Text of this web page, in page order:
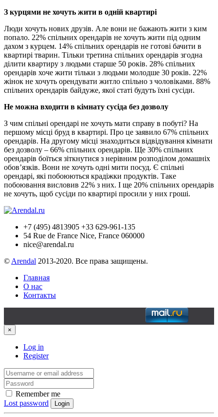
З курцями не хочуть жити в одній квартирі
Люди хочуть нових друзів. Але вони не бажають жити з ким
попало. 22% спільних орендарів не хочуть жити під одним
дахом з курцем. 14% спільних орендарів не готові бачити в
квартирі тварин. Тільки третина спільних орендарів згодна
ділити квартиру з людьми старше 50 років. 28% спільних
орендарів хоче жити тільки з людьми молодше 30 років. 22%
жінок не хочуть орендувати житло спільно з чоловіками. 88%
спільних орендарів байдуже, якої статі будуть їхні сусіди.
Не можна входити в кімнату сусіда без дозволу
З чим спільні орендарі не хочуть мати справу в побуті? На
першому місці бруд в квартирі. Про це заявило 67% спільних
орендарів. На другому місці знаходиться відвідування кімнати
без дозволу – 66% спільних орендарів. Ще 30% спільних
орендарів боїться зіткнутися з нерівним розподілом домашніх
обов’язків. Вони не хочуть одні мити посуд. Є спільні
орендарі, які побоюються крадіжки продуктів. Таке
побоювання висловив 22% з них. І ще 20% спільних орендарів
не хочуть, щоб сусіди по квартирі просили у них гроші.
+7 (495) 4813905 +33 629-961-135
54 Rue de France Nice, France 060000
nice@arendal.ru
© Arendal 2013-2020. Все права защищены.
Главная
О нас
Контакты
×
Log in
Register
Remember me
Lost password
Login